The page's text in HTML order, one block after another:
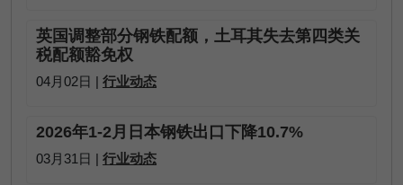
英国调整部分钢铁配额，土耳其失去第四类关
税配额豁免权
04月02日 | 行业动态
2026年1-2月日本钢铁出口下降10.7%
03月31日 | 行业动态